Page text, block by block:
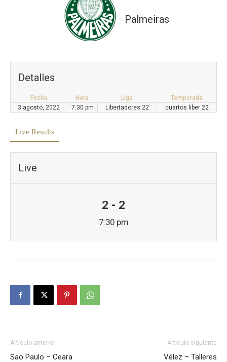
Palmeiras
Detalles
Fecha Hora Liga
Temporada
3 agosto, 2022
7:30 pm Libertadores 22 cuartos liber 22
Live Results
Live
2 - 2
7:30 pm
Artículo anterior
Sao Paulo – Ceara
Artículo siguiente
Vélez – Talleres